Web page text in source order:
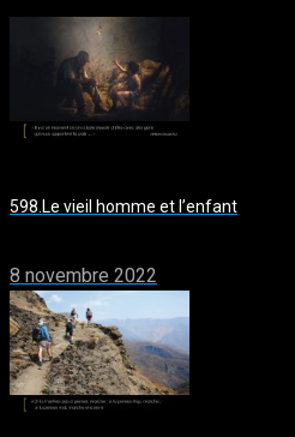
598.Le vieil homme et l’enfant
8 novembre 2022